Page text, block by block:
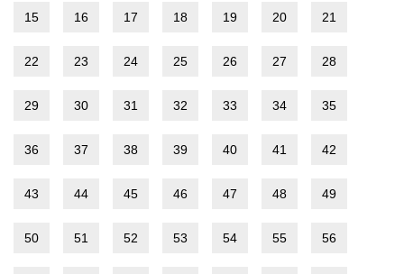
15 16 17 18 19 20 21
22 23 24 25 26 27 28
29 30 31 32 33 34 35
36 37 38 39 40 41 42
43 44 45 46 47 48 49
50 51 52 53 54 55 56